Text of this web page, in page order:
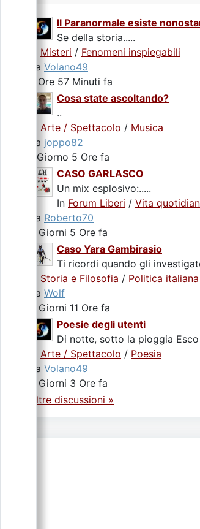
Il Paranormale esiste
Se della storia.....
Misteri / Fenomeni inspiegabili
da Volano49
7 Ore 57 Minuti fa
Cosa state ascoltando?
..
Arte / Spettacolo / Musica
da joppo82
1 Giorno 5 Ore fa
CASO GARLASCO
Un mix esplosivo:.....
In Forum Liberi / Vita
da Roberto70
2 Giorni 5 Ore fa
Caso Yara Gambirasio
Ti ricordi quando gli
Storia e Filosofia / Politica italiana
da Wolf
3 Giorni 11 Ore fa
Poesie degli utenti
Di notte, sotto la pioggia
Arte / Spettacolo / Poesia
da Volano49
4 Giorni 3 Ore fa
Altre discussioni »